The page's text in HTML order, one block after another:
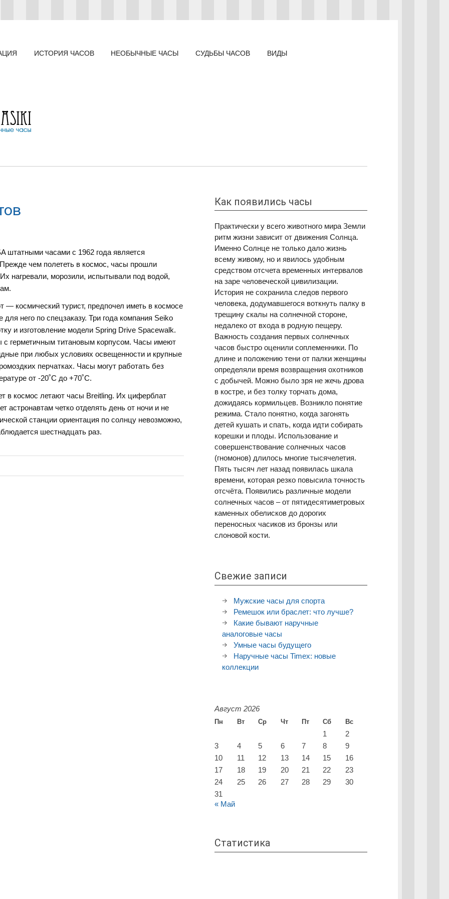
ИСТОРИЯ ЧАСОВ НЕОБЫЧНЫЕ ЧАСЫ СУДЬБЫ ЧАСОВ ВИДЫ
штатными часами с 1962 года является
чем полететь в космос, часы прошли
нагревали, морозили, испытывали под водой,
— космический турист, предпочел иметь в космосе
него по спецзаказу. Три года компания Seiko
и изготовление модели Spring Drive Spacewalk.
с герметичным титановым корпусом. Часы имеют
при любых условиях освещенности и крупные
перчатках. Часы могут работать без
от -20˚С до +70˚С.
в космос летают часы Breitling. Их циферблат
астронавтам четко отделять день от ночи и не
станции ориентация по солнцу невозможно,
шестнадцать раз.
Как появились часы
Практически у всего животного мира Земли
ритм жизни зависит от движения Солнца.
Именно Солнце не только дало жизнь
всему живому, но и явилось удобным
средством отсчета временных интервалов
на заре человеческой цивилизации.
История не сохранила следов первого
человека, додумавшегося воткнуть палку в
трещину скалы на солнечной стороне,
недалеко от входа в родную пещеру.
Важность создания первых солнечных
часов быстро оценили соплеменники. По
длине и положению тени от палки женщины
определяли время возвращения охотников
с добычей. Можно было зря не жечь дрова
в костре, и без толку торчать дома,
дожидаясь кормильцев. Возникло понятие
режима. Стало понятно, когда загонять
детей кушать и спать, когда идти собирать
корешки и плоды. Использование и
совершенствование солнечных часов
(гномонов) длилось многие тысячелетия.
Пять тысяч лет назад появилась шкала
времени, которая резко повысила точность
отсчёта. Появились различные модели
солнечных часов – от пятидесятиметровых
каменных обелисков до дорогих
переносных часиков из бронзы или
слоновой кости.
Свежие записи
Мужские часы для спорта
Ремешок или браслет: что лучше?
Какие бывают наручные
аналоговые часы
Умные часы будущего
Наручные часы Timex: новые
коллекции
Август 2026
Пн Вт Ср Чт Пт Сб Вс
1
2
3
4 5 6 7 8
9
10
11 12 13 14 15
16
17
18 19 20 21 22
23
24
25 26 27 28 29
30
31
« Май
Статистика